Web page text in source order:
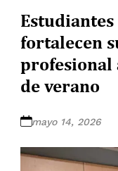
fortalecen
profesional
de verano
mayo 14, 2026